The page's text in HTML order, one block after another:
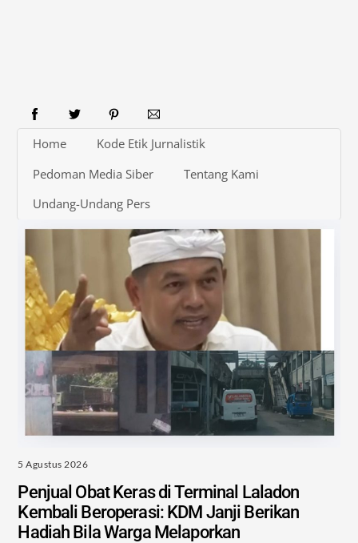
Home
Kode Etik Jurnalistik
Pedoman Media Siber
Tentang Kami
Undang-Undang Pers
5 Agustus 2026
Penjual Obat Keras di Terminal Laladon
Kembali Beroperasi: KDM Janji Berikan
Hadiah Bila Warga Melaporkan